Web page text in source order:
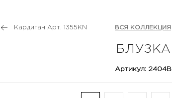
Кардиган Арт. 1355KN ВСЯ КОЛЛЕКЦИЯ
БЛУЗКА
Артикул: 2404B